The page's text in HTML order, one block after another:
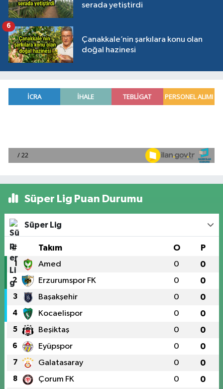
serada yetiştirdi
Çanakkale’nin şarkılara konu olan
doğal hazinesi
6
Süper Lig Puan Durumu
Süper Lig
# Takım O P
1 Amed 0 0
2 Erzurumspor FK 0 0
3 Başakşehir 0 0
4 Kocaelispor 0 0
5 Beşiktaş 0 0
6 Eyüpspor 0 0
7 Galatasaray 0 0
8 Çorum FK 0 0